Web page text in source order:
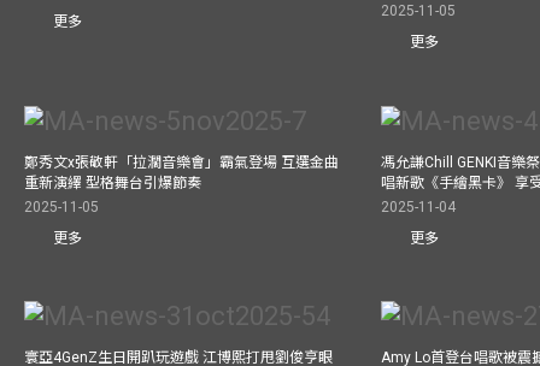
更多
2025-11-05
更多
鄭秀文x張敬軒「拉濶音樂會」霸氣登場 互選金曲
重新演繹 型格舞台引爆節奏
2025-11-05
更多
馮允謙Chill GENKI音樂
唱新歌《手繪黑卡》 享
2025-11-04
更多
寰亞4GenZ生日開趴玩遊戲 江博熙打甩劉俊亨眼
Amy Lo首登台唱歌被震